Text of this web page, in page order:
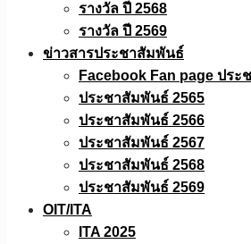
รางวัล ปี 2568
รางวัล ปี 2569
ข่าวสารประชาสัมพันธ์
Facebook Fan page ประ
ประชาสัมพันธ์ 2565
ประชาสัมพันธ์ 2566
ประชาสัมพันธ์ 2567
ประชาสัมพันธ์ 2568
ประชาสัมพันธ์ 2569
OIT/ITA
ITA 2025